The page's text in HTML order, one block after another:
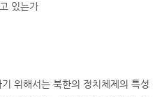
있는가
위해서는 북한의 정치체제의 특성